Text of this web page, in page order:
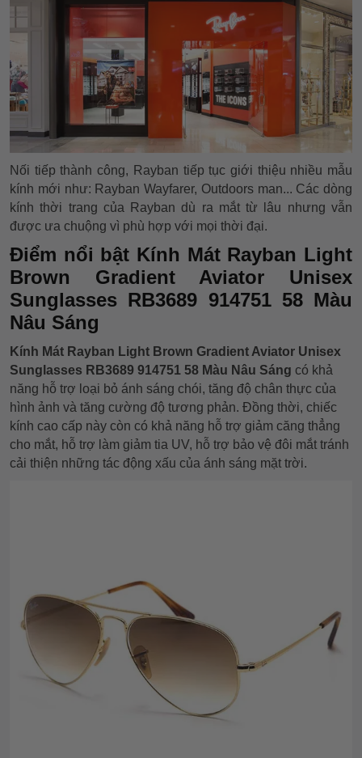
Nối tiếp thành công, Rayban tiếp tục giới thiệu nhiều mẫu
kính mới như: Rayban Wayfarer, Outdoors man... Các dòng
kính thời trang của Rayban dù ra mắt từ lâu nhưng vẫn
được ưa chuộng vì phù hợp với mọi thời đại.
Điểm nổi bật Kính Mát Rayban Light
Brown Gradient Aviator Unisex
Sunglasses RB3689 914751 58 Màu
Nâu Sáng
Kính Mát Rayban Light Brown Gradient Aviator Unisex
Sunglasses RB3689 914751 58 Màu Nâu Sáng có khả
năng hỗ trợ loại bỏ ánh sáng chói, tăng độ chân thực của
hình ảnh và tăng cường độ tương phản. Đồng thời, chiếc
kính cao cấp này còn có khả năng hỗ trợ giảm căng thẳng
cho mắt, hỗ trợ làm giảm tia UV, hỗ trợ bảo vệ đôi mắt tránh
cải thiện những tác động xấu của ánh sáng mặt trời.